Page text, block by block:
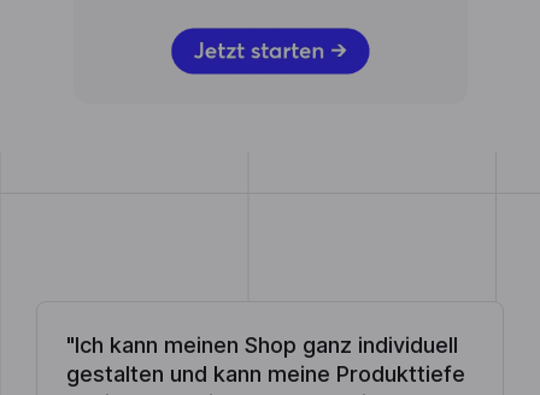
"Ich kann meinen Shop ganz individuell
gestalten und kann meine Produkttiefe